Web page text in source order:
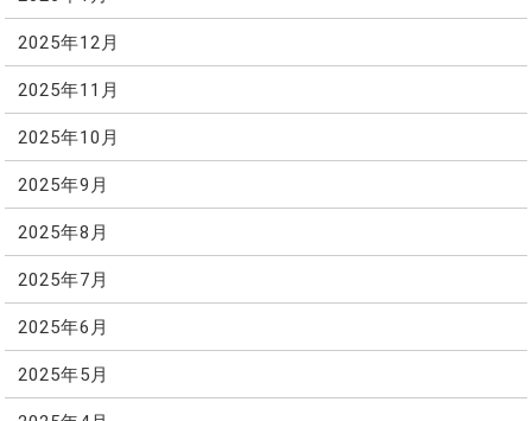
2025年12月
2025年11月
2025年10月
2025年9月
2025年8月
2025年7月
2025年6月
2025年5月